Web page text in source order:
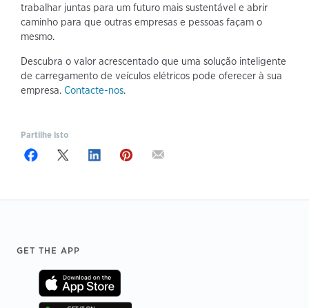
trabalhar juntas para um futuro mais sustentável e abrir
caminho para que outras empresas e pessoas façam o
mesmo.
Descubra o valor acrescentado que uma solução inteligente
de carregamento de veículos elétricos pode oferecer à sua
empresa. Contacte-nos.
Partilhe isto
Footer
GET THE APP